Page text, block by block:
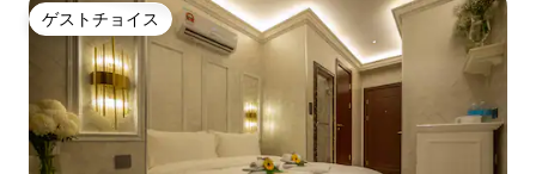
ゲストチョイス
ゲストチョイス